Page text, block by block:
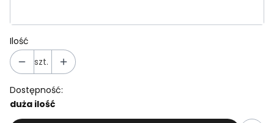
Ilość
szt.
Dostępność:
duża ilość